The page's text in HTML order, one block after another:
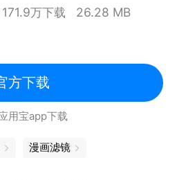
片创作，让专业修图变得更加
171.9万下载 26.28 MB
方下载
用宝app下载
漫画滤镜